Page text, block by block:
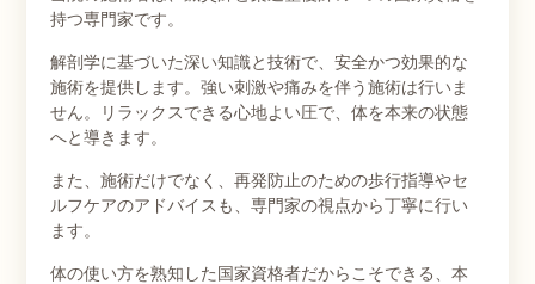
持つ専門家です。
解剖学に基づいた深い知識と技術で、安全かつ効果的な
施術を提供します。強い刺激や痛みを伴う施術は行いま
せん。リラックスできる心地よい圧で、体を本来の状態
へと導きます。
また、施術だけでなく、再発防止のための歩行指導やセ
ルフケアのアドバイスも、専門家の視点から丁寧に行い
ます。
体の使い方を熟知した国家資格者だからこそできる、本